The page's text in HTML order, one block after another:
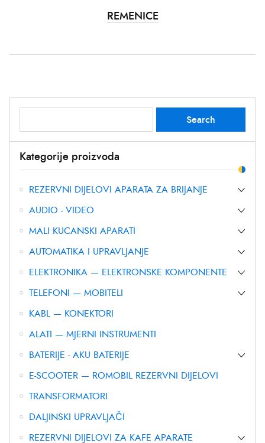
REMENICE
for:
Search
Kategorije proizvoda
REZERVNI DIJELOVI APARATA ZA BRIJANJE
AUDIO - VIDEO
MALI KUCANSKI APARATI
AUTOMATIKA I UPRAVLJANJE
ELEKTRONIKA — ELEKTRONSKE KOMPONENTE
TELEFONI — MOBITELI
KABL — KONEKTORI
ALATI — MJERNI INSTRUMENTI
BATERIJE - AKU BATERIJE
E-SCOOTER — ROMOBIL REZERVNI DIJELOVI
TRANSFORMATORI
DALJINSKI UPRAVLJAČI
REZERVNI DIJELOVI ZA KAFE APARATE